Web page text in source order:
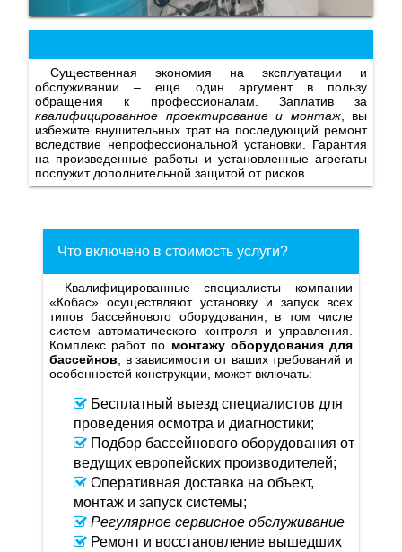
Существенная экономия на эксплуатации и
обслуживании – еще один аргумент в пользу
обращения к профессионалам. Заплатив за
квалифицированное проектирование и монтаж, вы
избежите внушительных трат на последующий ремонт
вследствие непрофессиональной установки. Гарантия
на произведенные работы и установленные агрегаты
послужит дополнительной защитой от рисков.
Что включено в стоимость услуги?
Квалифицированные специалисты компании
«Кобас» осуществляют установку и запуск всех
типов бассейнового оборудования, в том числе
систем автоматического контроля и управления.
Комплекс работ по монтажу оборудования для
бассейнов , в зависимости от ваших требований и
особенностей конструкции, может включать:
Бесплатный выезд специалистов для
проведения осмотра и диагностики;
Подбор бассейнового оборудования от
ведущих европейских производителей;
Оперативная доставка на объект,
монтаж и запуск системы;
Регулярное сервисное обслуживание
Ремонт и восстановление вышедших